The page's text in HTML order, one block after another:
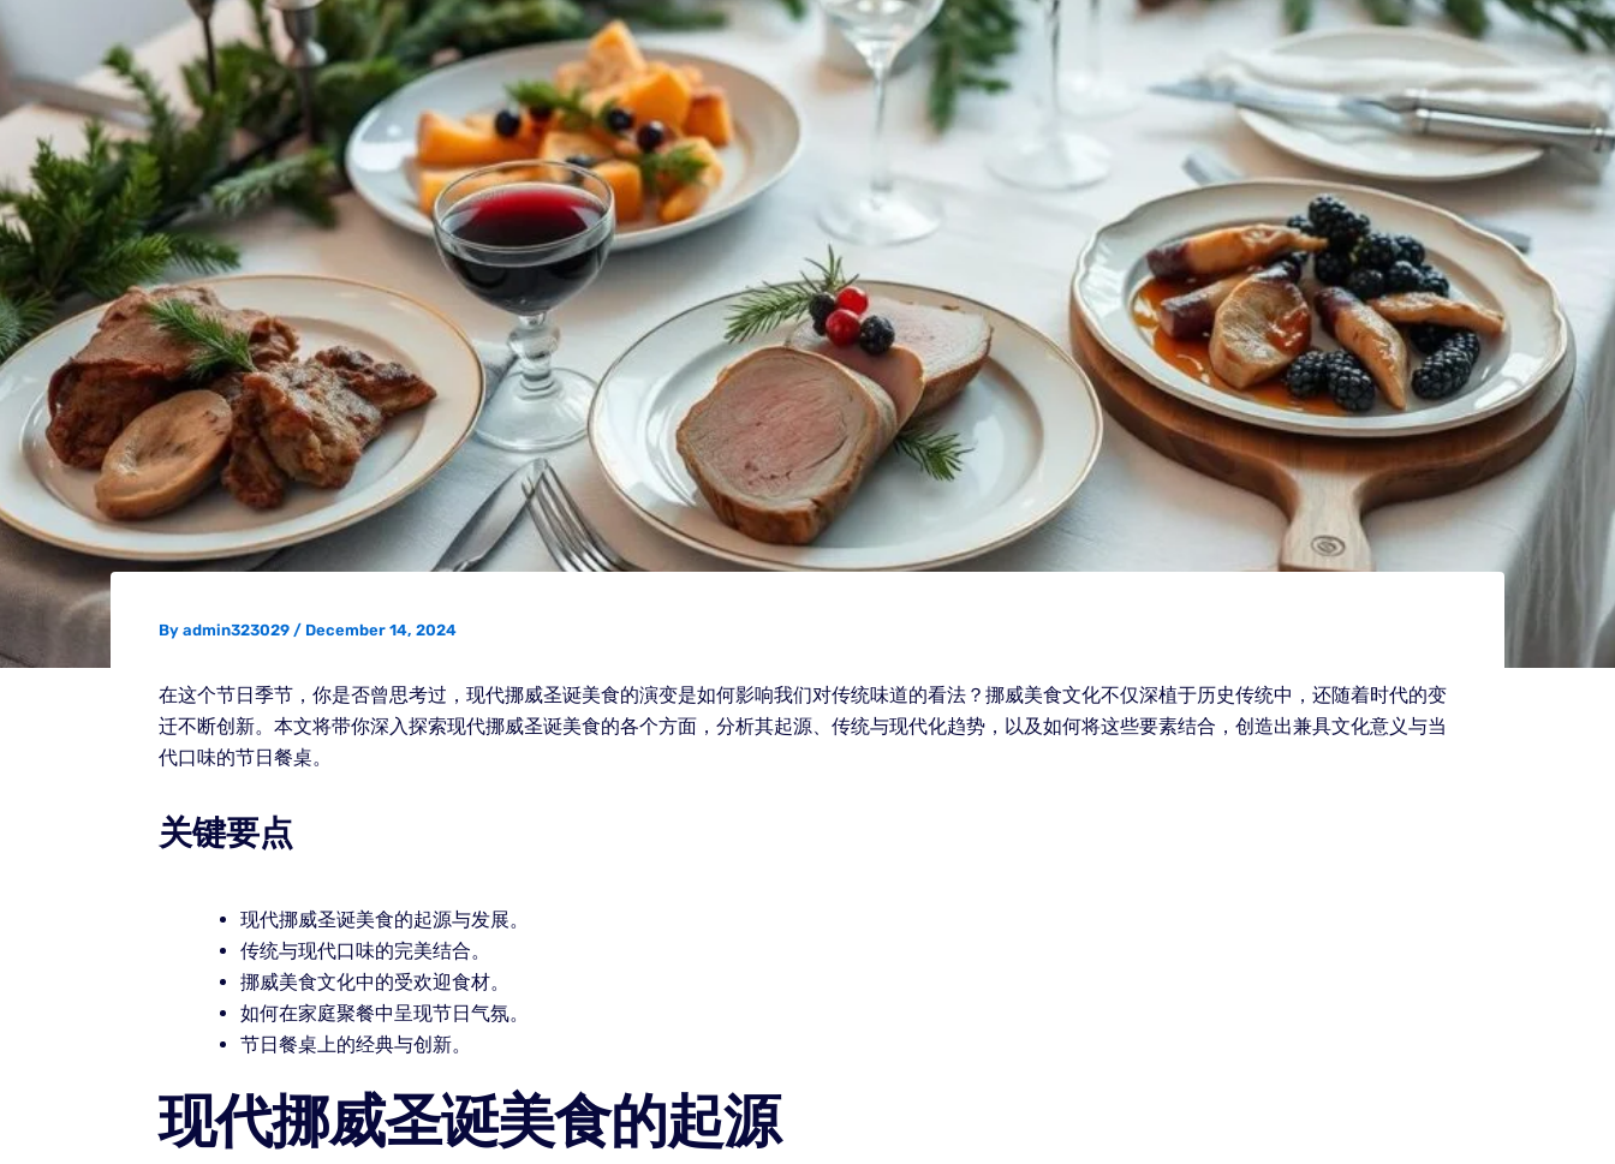
By admin323029 / December 14, 2024
在这个节日季节，你是否曾思考过，现代挪威圣诞美食的演变是如何影响我们对传统味道的看法？挪威美食文化不仅深植于历史传统中，还随着时代的变
迁不断创新。本文将带你深入探索现代挪威圣诞美食的各个方面，分析其起源、传统与现代化趋势，以及如何将这些要素结合，创造出兼具文化意义与当
代口味的节日餐桌。
关键要点
现代挪威圣诞美食的起源与发展。
传统与现代口味的完美结合。
挪威美食文化中的受欢迎食材。
如何在家庭聚餐中呈现节日气氛。
节日餐桌上的经典与创新。
现代挪威圣诞美食的起源